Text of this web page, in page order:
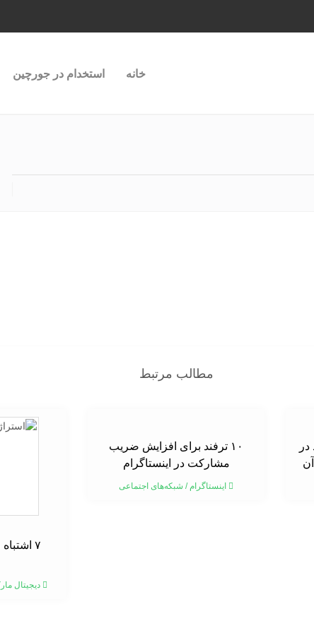
خانه استخدام در جورچین
مطالب مرتبط
۱۰ ترفند برای افزایش ضریب
مشارکت در اینستاگرام
اینستاگرام / شبکه‌های اجتماعی
۷
دیجیتال